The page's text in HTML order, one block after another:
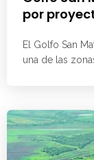
por
El Golfo San
una de las